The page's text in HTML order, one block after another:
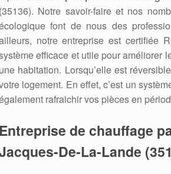
(35136). Notre savoir-faire et nos
font de nous des
notre entreprise est certifiée
efficace et utile pour améliorer
une habitation. Lorsqu’elle est
logement. En effet, c’est un
rafraichir vos pièces en
Entreprise de chauffage
De-La-Lande